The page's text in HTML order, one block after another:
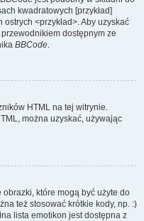
kwadratowych [przykład]
<przykład>. Aby uzyskać
dostępnym ze
BBCode.
HTML na tej witrynie.
można uzyskać, używając
obrazki, które mogą być użyte do
też stosować krótkie kody, np. :)
lista emotikon jest dostępna z